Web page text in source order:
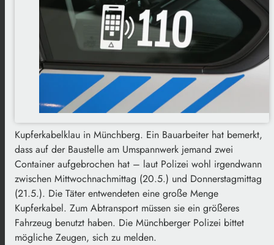
Kupferkabelklau in Münchberg. Ein Bauarbeiter hat bemerkt,
dass auf der Baustelle am Umspannwerk jemand zwei
Container aufgebrochen hat – laut Polizei wohl irgendwann
zwischen Mittwochnachmittag (20.5.) und Donnerstagmittag
(21.5.). Die Täter entwendeten eine große Menge
Kupferkabel. Zum Abtransport müssen sie ein größeres
Fahrzeug benutzt haben. Die Münchberger Polizei bittet
mögliche Zeugen, sich zu melden.